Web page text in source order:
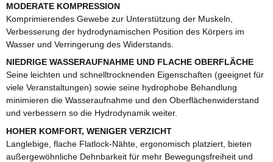
MODERATE KOMPRESSION
Komprimierendes Gewebe zur Unterstützung der Muskeln,
Verbesserung der hydrodynamischen Position des Körpers im
Wasser und Verringerung des Widerstands.
NIEDRIGE WASSERAUFNAHME UND FLACHE OBERFLÄCHE
Seine leichten und schnelltrocknenden Eigenschaften (geeignet für
viele Veranstaltungen) sowie seine hydrophobe Behandlung
minimieren die Wasseraufnahme und den Oberflächenwiderstand
und verbessern so die Hydrodynamik weiter.
HOHER KOMFORT, WENIGER VERZICHT
Langlebige, flache Flatlock-Nähte, ergonomisch platziert, bieten
außergewöhnliche Dehnbarkeit für mehr Bewegungsfreiheit und